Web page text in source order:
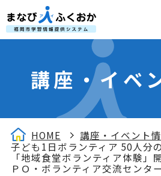
講座・イベ
HOME
講座・イベント
子ども1日ボランティア 50人分
「地域食堂ボランティア体験」
ＰＯ・ボランティア交流センタ